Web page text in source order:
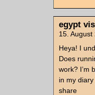
egypt
15. August
Heya! I
Does
work? I’m
in my
share